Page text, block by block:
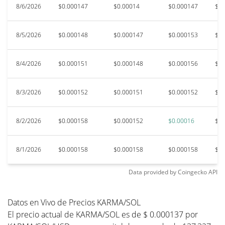
8/6/2026 $0.000147 $0.00014 $0.000147
8/5/2026 $0.000148 $0.000147 $0.000153
8/4/2026 $0.000151 $0.000148 $0.000156
8/3/2026 $0.000152 $0.000151 $0.000152
8/2/2026 $0.000158 $0.000152 $0.00016
8/1/2026 $0.000158 $0.000158 $0.000158
Data provided byCoingeckoAPI
Datos en Vivo de Precios KARMA/SOL
El precio actual de KARMA/SOL es de $ 0.000137 por